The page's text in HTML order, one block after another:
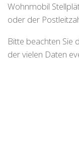
Wohnmobil
oder der
Bitte beachten Sie
der vielen Daten